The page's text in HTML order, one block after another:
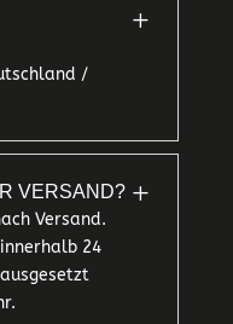
L
/
VERSAND? L
Versand.
24